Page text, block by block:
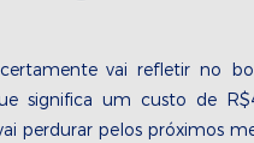
vai refletir no
significa um custo de
perdurar pelos próximos